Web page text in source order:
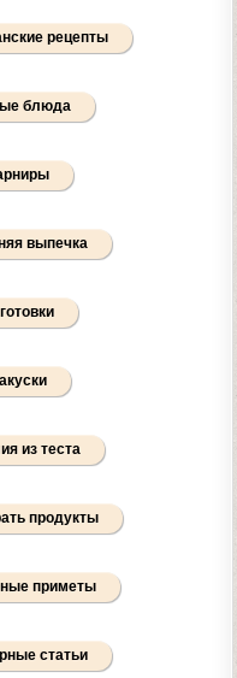
рецепты
блюда
выпечка
из теста
продукты
приметы
статьи